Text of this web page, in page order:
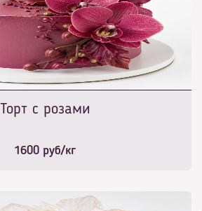
Торт с розами
1600 руб/кг